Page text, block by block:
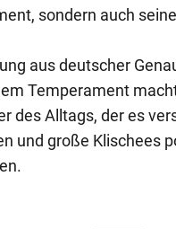
sondern auch
aus deutscher
Temperament
des Alltags, der es
und große Klischees